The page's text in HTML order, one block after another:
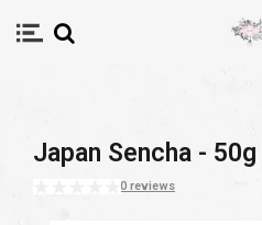
Japan Sencha - 50g
0 reviews